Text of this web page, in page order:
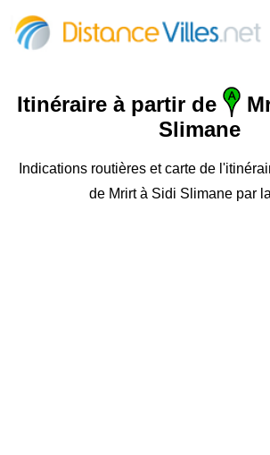
Itinéraire à partir de
Slimane
Indications routières et carte de
de Mrirt à Sidi Slimane par